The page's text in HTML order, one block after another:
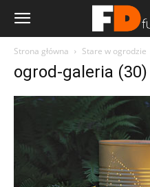
Strona główna Stare w ogrodzie
ogrod-galeria (30)